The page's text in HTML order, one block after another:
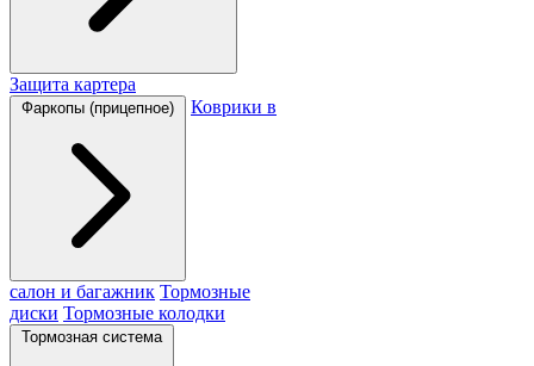
Защита картера
Фаркопы (прицепное) Коврики в
салон и багажник Тормозные
диски Тормозные колодки
Тормозная система